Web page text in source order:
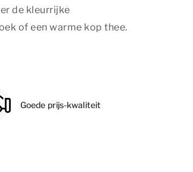
de kleurrijke
of een warme kop thee.
Goede prijs-kwaliteit